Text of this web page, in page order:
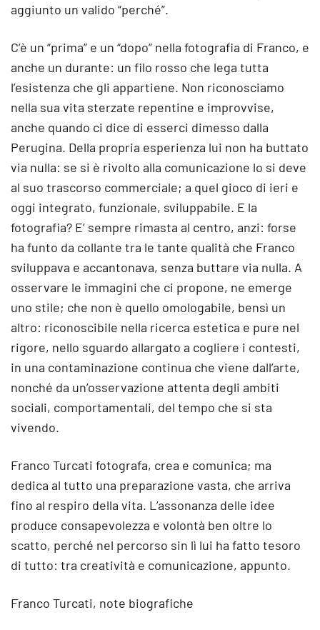
aggiunto un valido “perché”.
C’è un “prima” e un “dopo” nella fotografia di Franco, e
anche un durante: un filo rosso che lega tutta
l’esistenza che gli appartiene. Non riconosciamo
nella sua vita sterzate repentine e improvvise,
anche quando ci dice di esserci dimesso dalla
Perugina. Della propria esperienza lui non ha buttato
via nulla: se si è rivolto alla comunicazione lo si deve
al suo trascorso commerciale; a quel gioco di ieri e
oggi integrato, funzionale, sviluppabile. E la
fotografia? E’ sempre rimasta al centro, anzi: forse
ha funto da collante tra le tante qualità che Franco
sviluppava e accantonava, senza buttare via nulla. A
osservare le immagini che ci propone, ne emerge
uno stile; che non è quello omologabile, bensì un
altro: riconoscibile nella ricerca estetica e pure nel
rigore, nello sguardo allargato a cogliere i contesti,
in una contaminazione continua che viene dall’arte,
nonché da un’osservazione attenta degli ambiti
sociali, comportamentali, del tempo che si sta
vivendo.
Franco Turcati fotografa, crea e comunica; ma
dedica al tutto una preparazione vasta, che arriva
fino al respiro della vita. L’assonanza delle idee
produce consapevolezza e volontà ben oltre lo
scatto, perché nel percorso sin lì lui ha fatto tesoro
di tutto: tra creatività e comunicazione, appunto.
Franco Turcati, note biografiche